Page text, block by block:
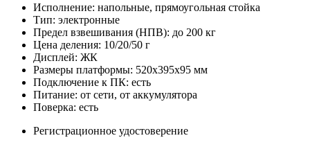
Исполнение: напольные, прямоугольная стойка
Тип: электронные
Предел взвешивания (НПВ): до 200 кг
Цена деления: 10/20/50 г
Дисплей: ЖК
Размеры платформы: 520х395х95 мм
Подключение к ПК: есть
Питание: от сети, от аккумулятора
Поверка: есть
Регистрационное удостоверение